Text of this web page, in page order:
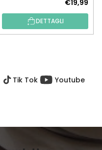
€19,99
DETTAGLI
Tik Tok Youtube